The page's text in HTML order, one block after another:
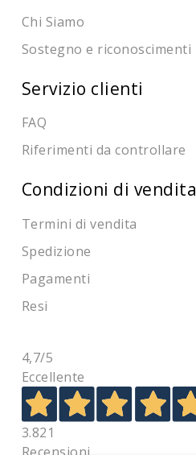
Chi Siamo
Sostegno e riconoscimenti
Servizio clienti
FAQ
Riferimenti da controllare
Condizioni di vendita
Termini di vendita
Spedizione
Pagamenti
Resi
4,7/5
Eccellente
3.821